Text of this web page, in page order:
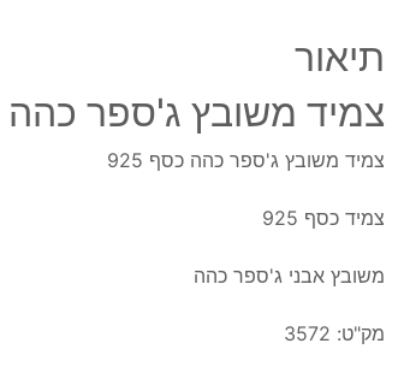
תיאור
צמיד משובץ ג'ספר כהה
צמיד משובץ ג'ספר כהה כסף 925
צמיד כסף 925
משובץ אבני ג'ספר כהה
מק"ט: 3572